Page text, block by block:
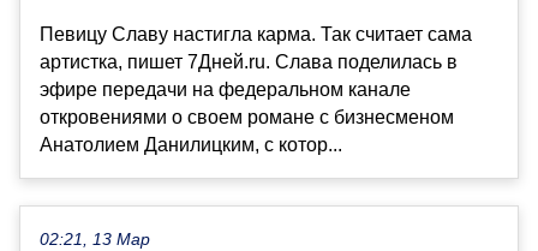
Певицу Славу настигла карма. Так считает сама
артистка, пишет 7Дней.ru. Слава поделилась в
эфире передачи на федеральном канале
откровениями о своем романе с бизнесменом
Анатолием Данилицким, с котор...
02:21, 13 Мар